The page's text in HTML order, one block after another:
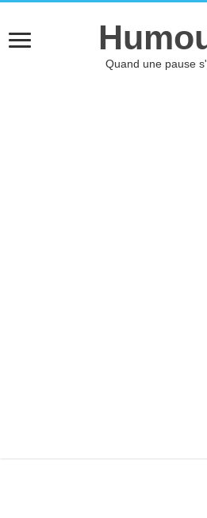
Quand une pause